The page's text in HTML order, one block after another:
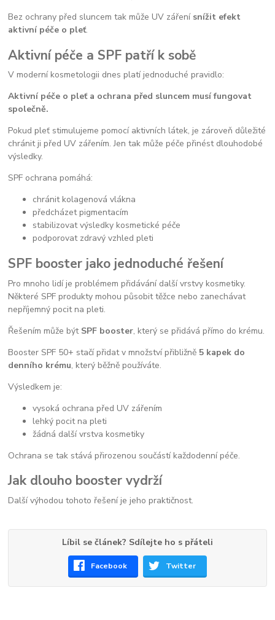
Bez ochrany před sluncem tak může UV záření snížit efekt
aktivní péče o pleť.
Aktivní péče a SPF patří k sobě
V moderní kosmetologii dnes platí jednoduché pravidlo:
Aktivní péče o pleť a ochrana před sluncem musí fungovat
společně.
Pokud pleť stimulujeme pomocí aktivních látek, je zároveň důležité
chránit ji před UV zářením. Jen tak může péče přinést dlouhodobé
výsledky.
SPF ochrana pomáhá:
chránit kolagenová vlákna
předcházet pigmentacím
stabilizovat výsledky kosmetické péče
podporovat zdravý vzhled pleti
SPF booster jako jednoduché řešení
Pro mnoho lidí je problémem přidávání další vrstvy kosmetiky.
Některé SPF produkty mohou působit těžce nebo zanechávat
nepříjemný pocit na pleti.
Řešením může být SPF booster, který se přidává přímo do krému.
Booster SPF 50+ stačí přidat v množství přibližně 5 kapek do
denního krému, který běžně používáte.
Výsledkem je:
vysoká ochrana před UV zářením
lehký pocit na pleti
žádná další vrstva kosmetiky
Ochrana se tak stává přirozenou součástí každodenní péče.
Jak dlouho booster vydrží
Další výhodou tohoto řešení je jeho praktičnost.
Líbil se článek? Sdílejte ho s přáteli
Facebook Twitter